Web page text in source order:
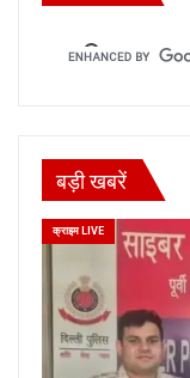
बड़ी खबरें
क्राइम LIVE